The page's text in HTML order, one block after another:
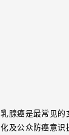
乳腺癌是最常见的
化及公众防癌意识